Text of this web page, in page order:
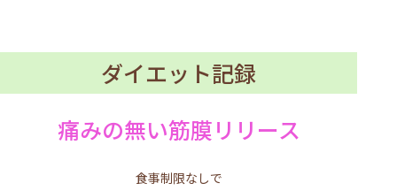
ダイエット記録
痛みの無い筋膜リリース
食事制限なしで